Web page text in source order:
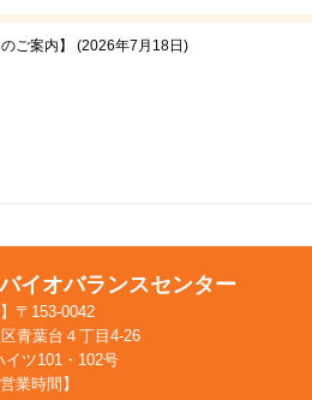
ご案内】 2026年7月18日
イオバランスセンター
】〒153-0042
青葉台４丁目4-26
イツ101・102号
営業時間】